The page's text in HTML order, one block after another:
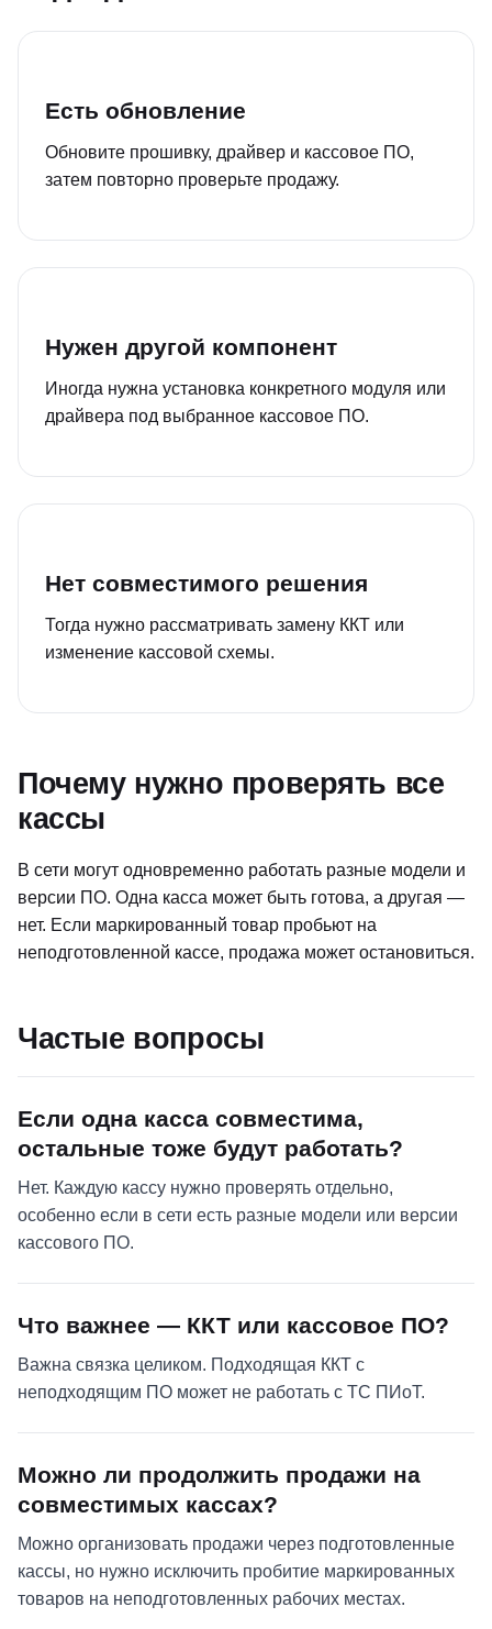
Есть обновление
Обновите прошивку, драйвер и кассовое ПО,
затем повторно проверьте продажу.
Нужен другой компонент
Иногда нужна установка конкретного модуля или
драйвера под выбранное кассовое ПО.
Нет совместимого решения
Тогда нужно рассматривать замену ККТ или
изменение кассовой схемы.
Почему нужно проверять все
кассы
В сети могут одновременно работать разные модели и
версии ПО. Одна касса может быть готова, а другая —
нет. Если маркированный товар пробьют на
неподготовленной кассе, продажа может остановиться.
Частые вопросы
Если одна касса совместима,
остальные тоже будут работать?
Нет. Каждую кассу нужно проверять отдельно,
особенно если в сети есть разные модели или версии
кассового ПО.
Что важнее — ККТ или кассовое ПО?
Важна связка целиком. Подходящая ККТ с
неподходящим ПО может не работать с ТС ПИоТ.
Можно ли продолжить продажи на
совместимых кассах?
Можно организовать продажи через подготовленные
кассы, но нужно исключить пробитие маркированных
товаров на неподготовленных рабочих местах.